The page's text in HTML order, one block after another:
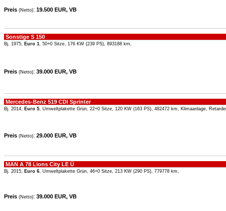
Preis (Netto): 19.500 EUR, VB
Sonstige S 150
Bj. 1975, Euro 1, 50+0 Sitze, 176 KW (239 PS), 893188 km,
Preis (Netto): 39.000 EUR, VB
Mercedes-Benz 519 CDI Sprinter
Bj. 2014, Euro 5, Umweltplakette Grün, 22+0 Sitze, 120 KW (163 PS), 482472 km, Klimaanlage,
Preis (Netto): 29.000 EUR, VB
MAN A 78 Lions City LE Ü
Bj. 2015, Euro 6, Umweltplakette Grün, 46+0 Sitze, 213 KW (290 PS), 779778 km,
Preis (Netto): 39.000 EUR, VB